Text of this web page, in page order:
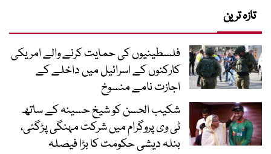
تازہ ترین
فلسطینیوں کی حمایت کرنے والے امریکی
کارکنوں کے اسرائیل میں داخلے کے
اجازت نامے منسوخ
شکیب الحسن کو شیخ حسینہ کے ساتھ
ٹی وی پروگرام میں شرکت مہنگی پڑگئی،
بنلہ دیشی حکومت کا بڑا فیصلہ